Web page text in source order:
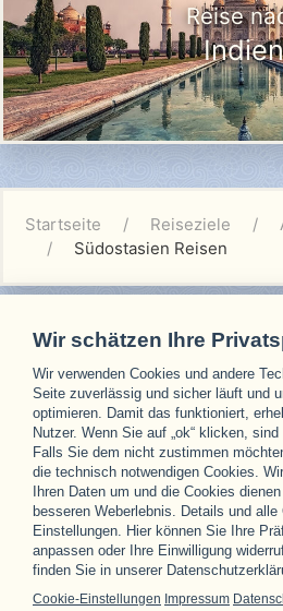
Reise
Indien
Startseite Reiseziele
Südostasien Reisen
Unsere
Wir schätzen Ihre
Wir verwenden Cookies und andere
Seite zuverlässig und sicher läuft und
optimieren. Damit das funktioniert,
Nutzer. Wenn Sie auf „ok“ klicken,
Falls Sie dem nicht zustimmen
die technisch notwendigen Cookies.
Ihren Daten um und die Cookies
besseren Weberlebnis. Details und
Einstellungen. Hier können Sie Ihre
anpassen oder Ihre Einwilligung
finden Sie in unserer
Cookie-Einstellungen Impressum